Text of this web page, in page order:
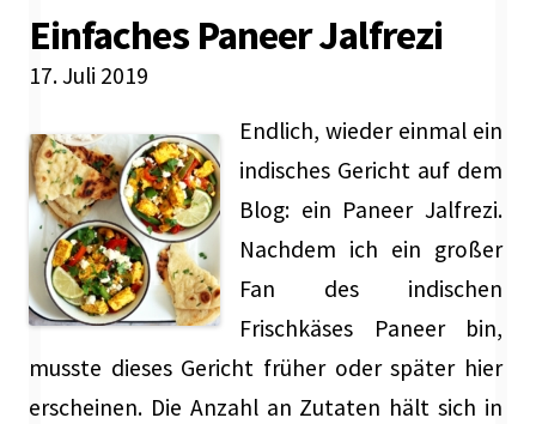
Einfaches Paneer Jalfrezi
17. Juli 2019
Endlich, wieder einmal ein
indisches Gericht auf dem
Blog: ein Paneer Jalfrezi.
Nachdem ich ein großer
Fan des indischen
Frischkäses Paneer bin,
musste dieses Gericht früher oder später hier
erscheinen. Die Anzahl an Zutaten hält sich in